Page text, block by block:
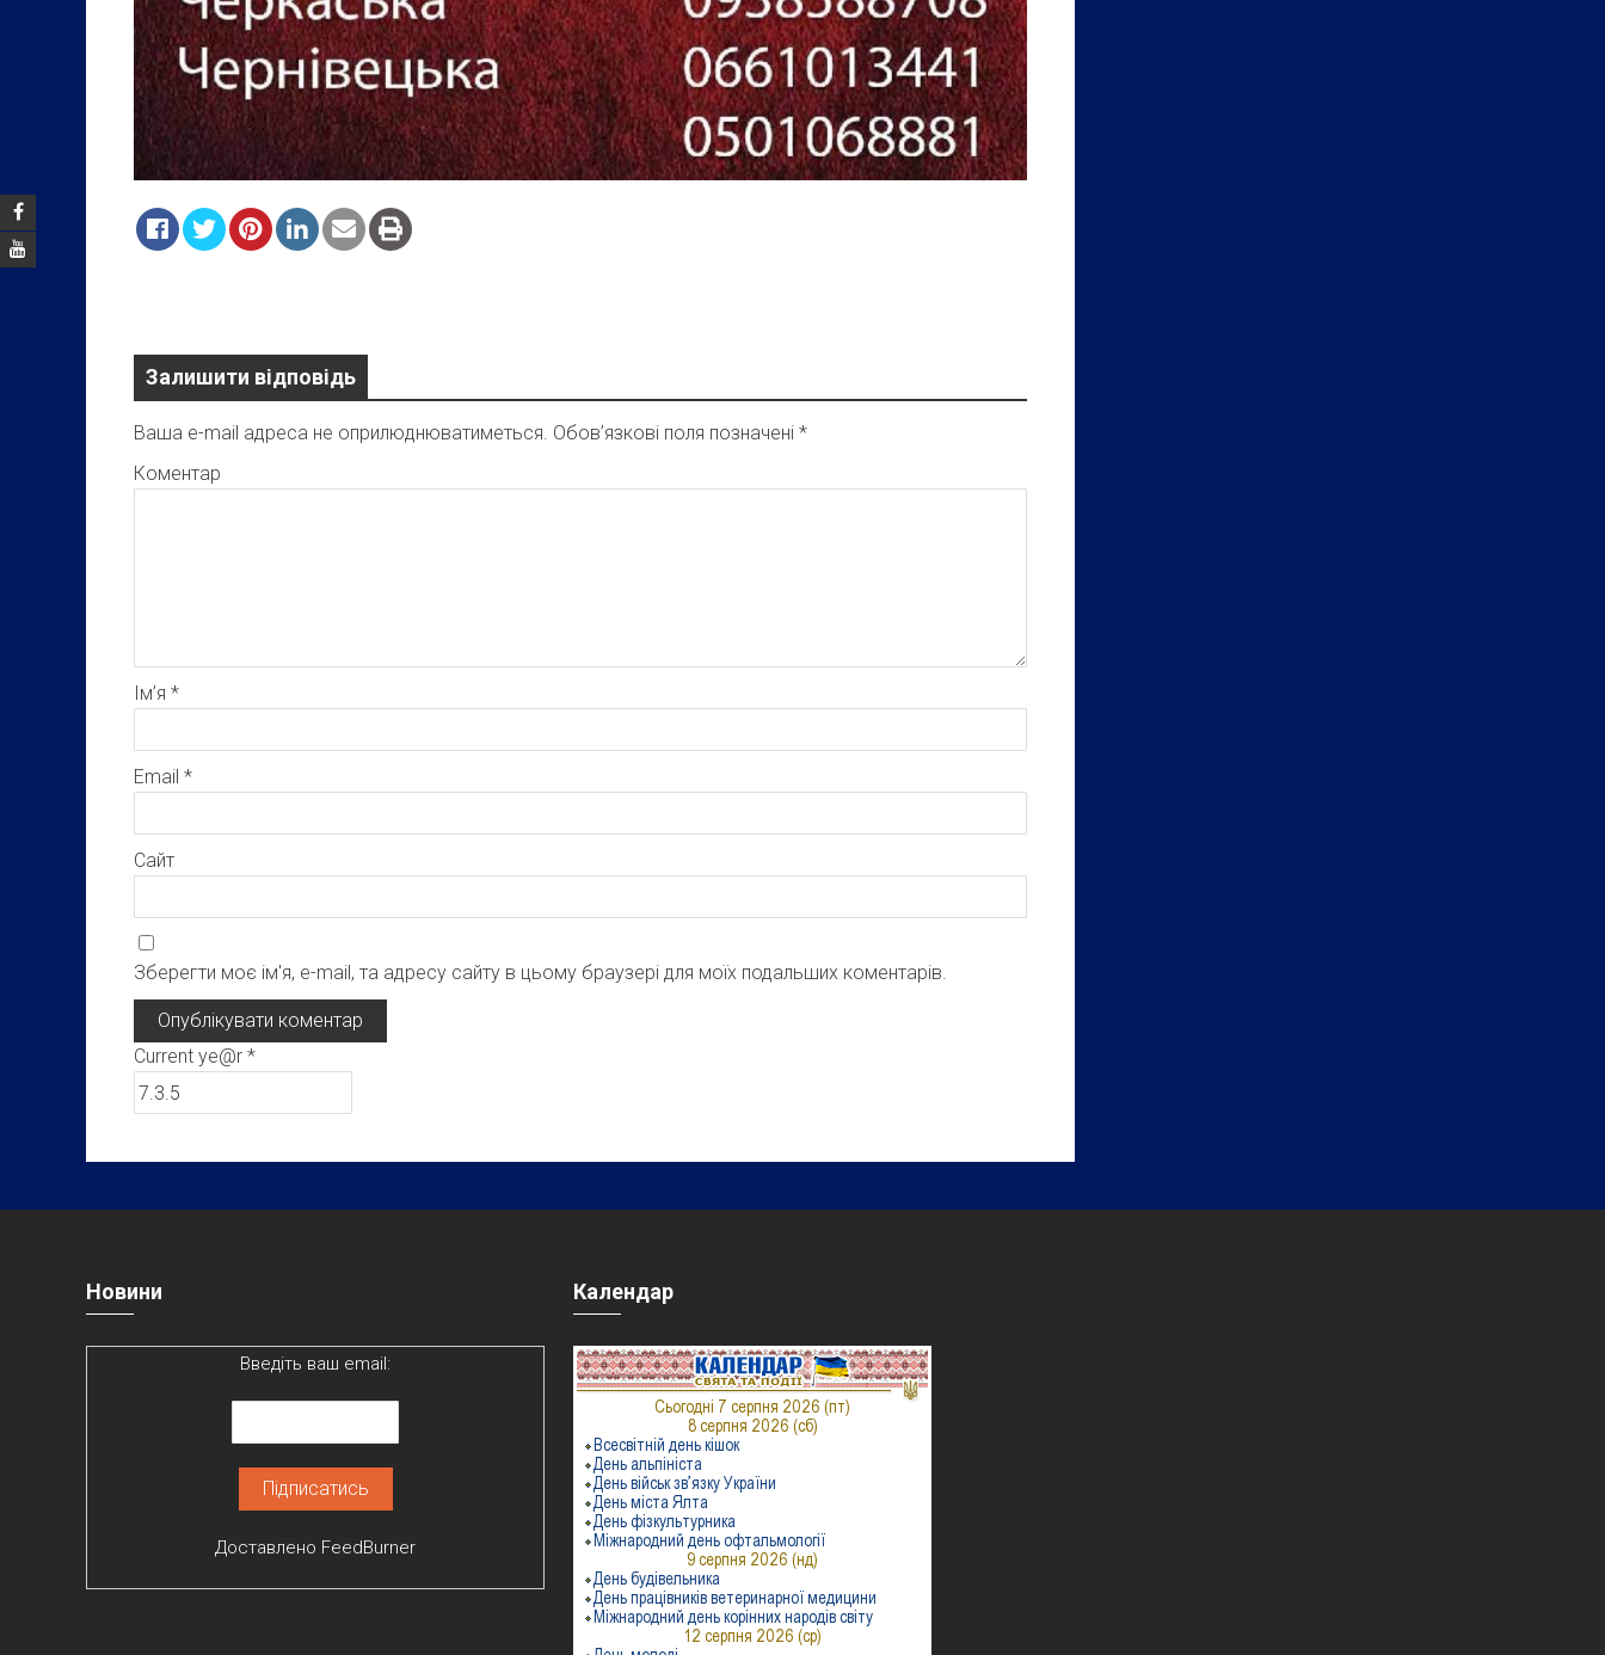
Залишити відповідь
Ваша e-mail адреса не оприлюднюватиметься. Обов’язкові поля позначені *
Коментар
Ім’я *
Email *
Сайт
Зберегти моє ім'я, e-mail, та адресу сайту в цьому браузері для моїх подальших коментарів.
Current ye@r *
Новини
Введіть ваш email:
Доставлено FeedBurner
Календар